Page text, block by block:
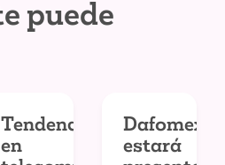
puede
Tendencias
en
Dafomex
estará